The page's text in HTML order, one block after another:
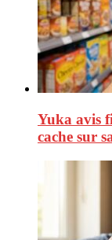
Yuka avis
cache sur